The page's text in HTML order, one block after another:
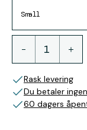
Small
Rask levering
Du betaler
60 dagers